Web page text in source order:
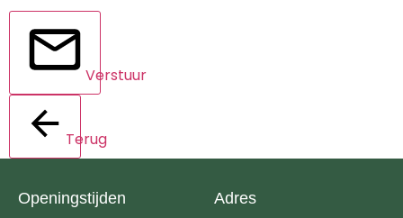
Verstuur
Terug
Openingstijden Adres